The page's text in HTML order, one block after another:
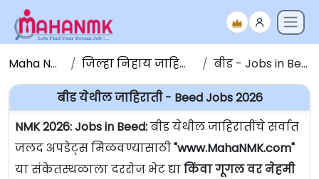
Maha NMK जिल्हा निहाय जाहिराती बीड - Jobs in Beed
बीड येथील जाहिराती - Beed Jobs 2026
NMK 2026: Jobs in Beed:बीड येथील जाहिरातींचे सर्वात
जलद अपडेट्स मिळवण्यासाठी"www.MahaNMK.com"
या संकेतस्थळाला दररोज भेट द्याकिंवा गूगल वर नेहमी